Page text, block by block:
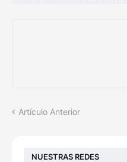
Artículo Anterior
NUESTRAS REDES